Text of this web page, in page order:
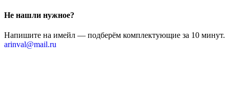
Не нашли нужное?
Напишите на имейл — подберём комплектующие за 10 минут.
arinval@mail.ru